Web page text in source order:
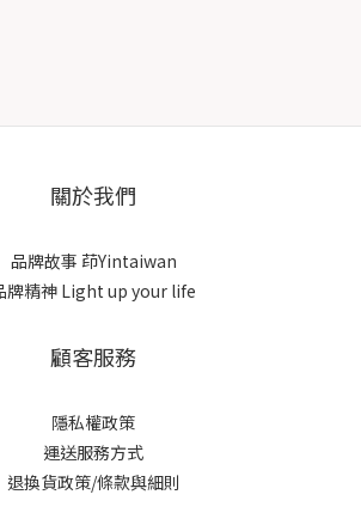
關於我們
品牌故事 茚Yintaiwan
牌精神 Light up your life
顧客服務
隱私權政策
運送服務方式
退換貨政策/條款與細則